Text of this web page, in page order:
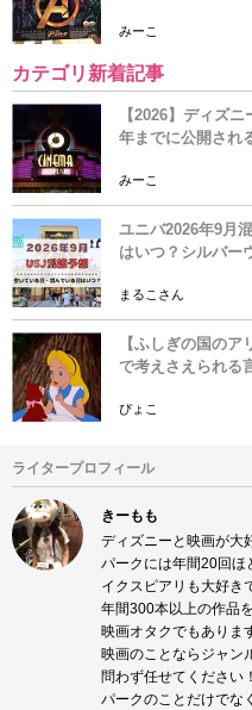
みーこ
カテゴリ新着記事
【2026】ディズ
年までに公開され
みーこ
ユニバ2026年9月
はいつ？シルバー
まるこさん
【ふしぎの国の
で考えさえられる
ぴょこ
ライタープロフィール
きーもも
ディズニーと映画が大
パークには年間20回ほ
イクスピアリも大好き
年間300本以上の作品
映画オタクでもありま
映画のことならジャン
問わず任せてください！
パークのことだけでなく